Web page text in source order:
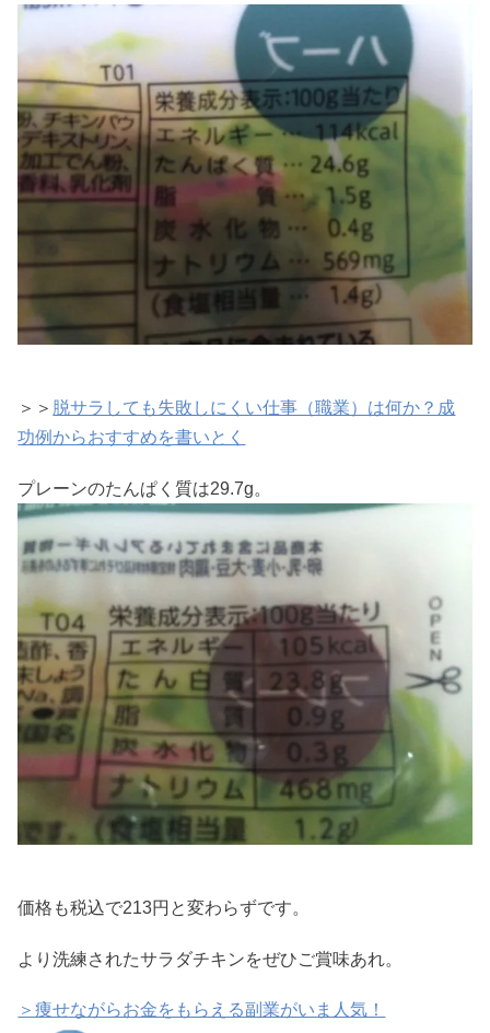
＞＞ 脱サラしても失敗しにくい仕事（職業）は何か？成
功例からおすすめを書いとく
プレーンのたんぱく質は29.7g。
価格も税込で213円と変わらずです。
より洗練されたサラダチキンをぜひご賞味あれ。
＞痩せながらお金をもらえる副業がいま人気！